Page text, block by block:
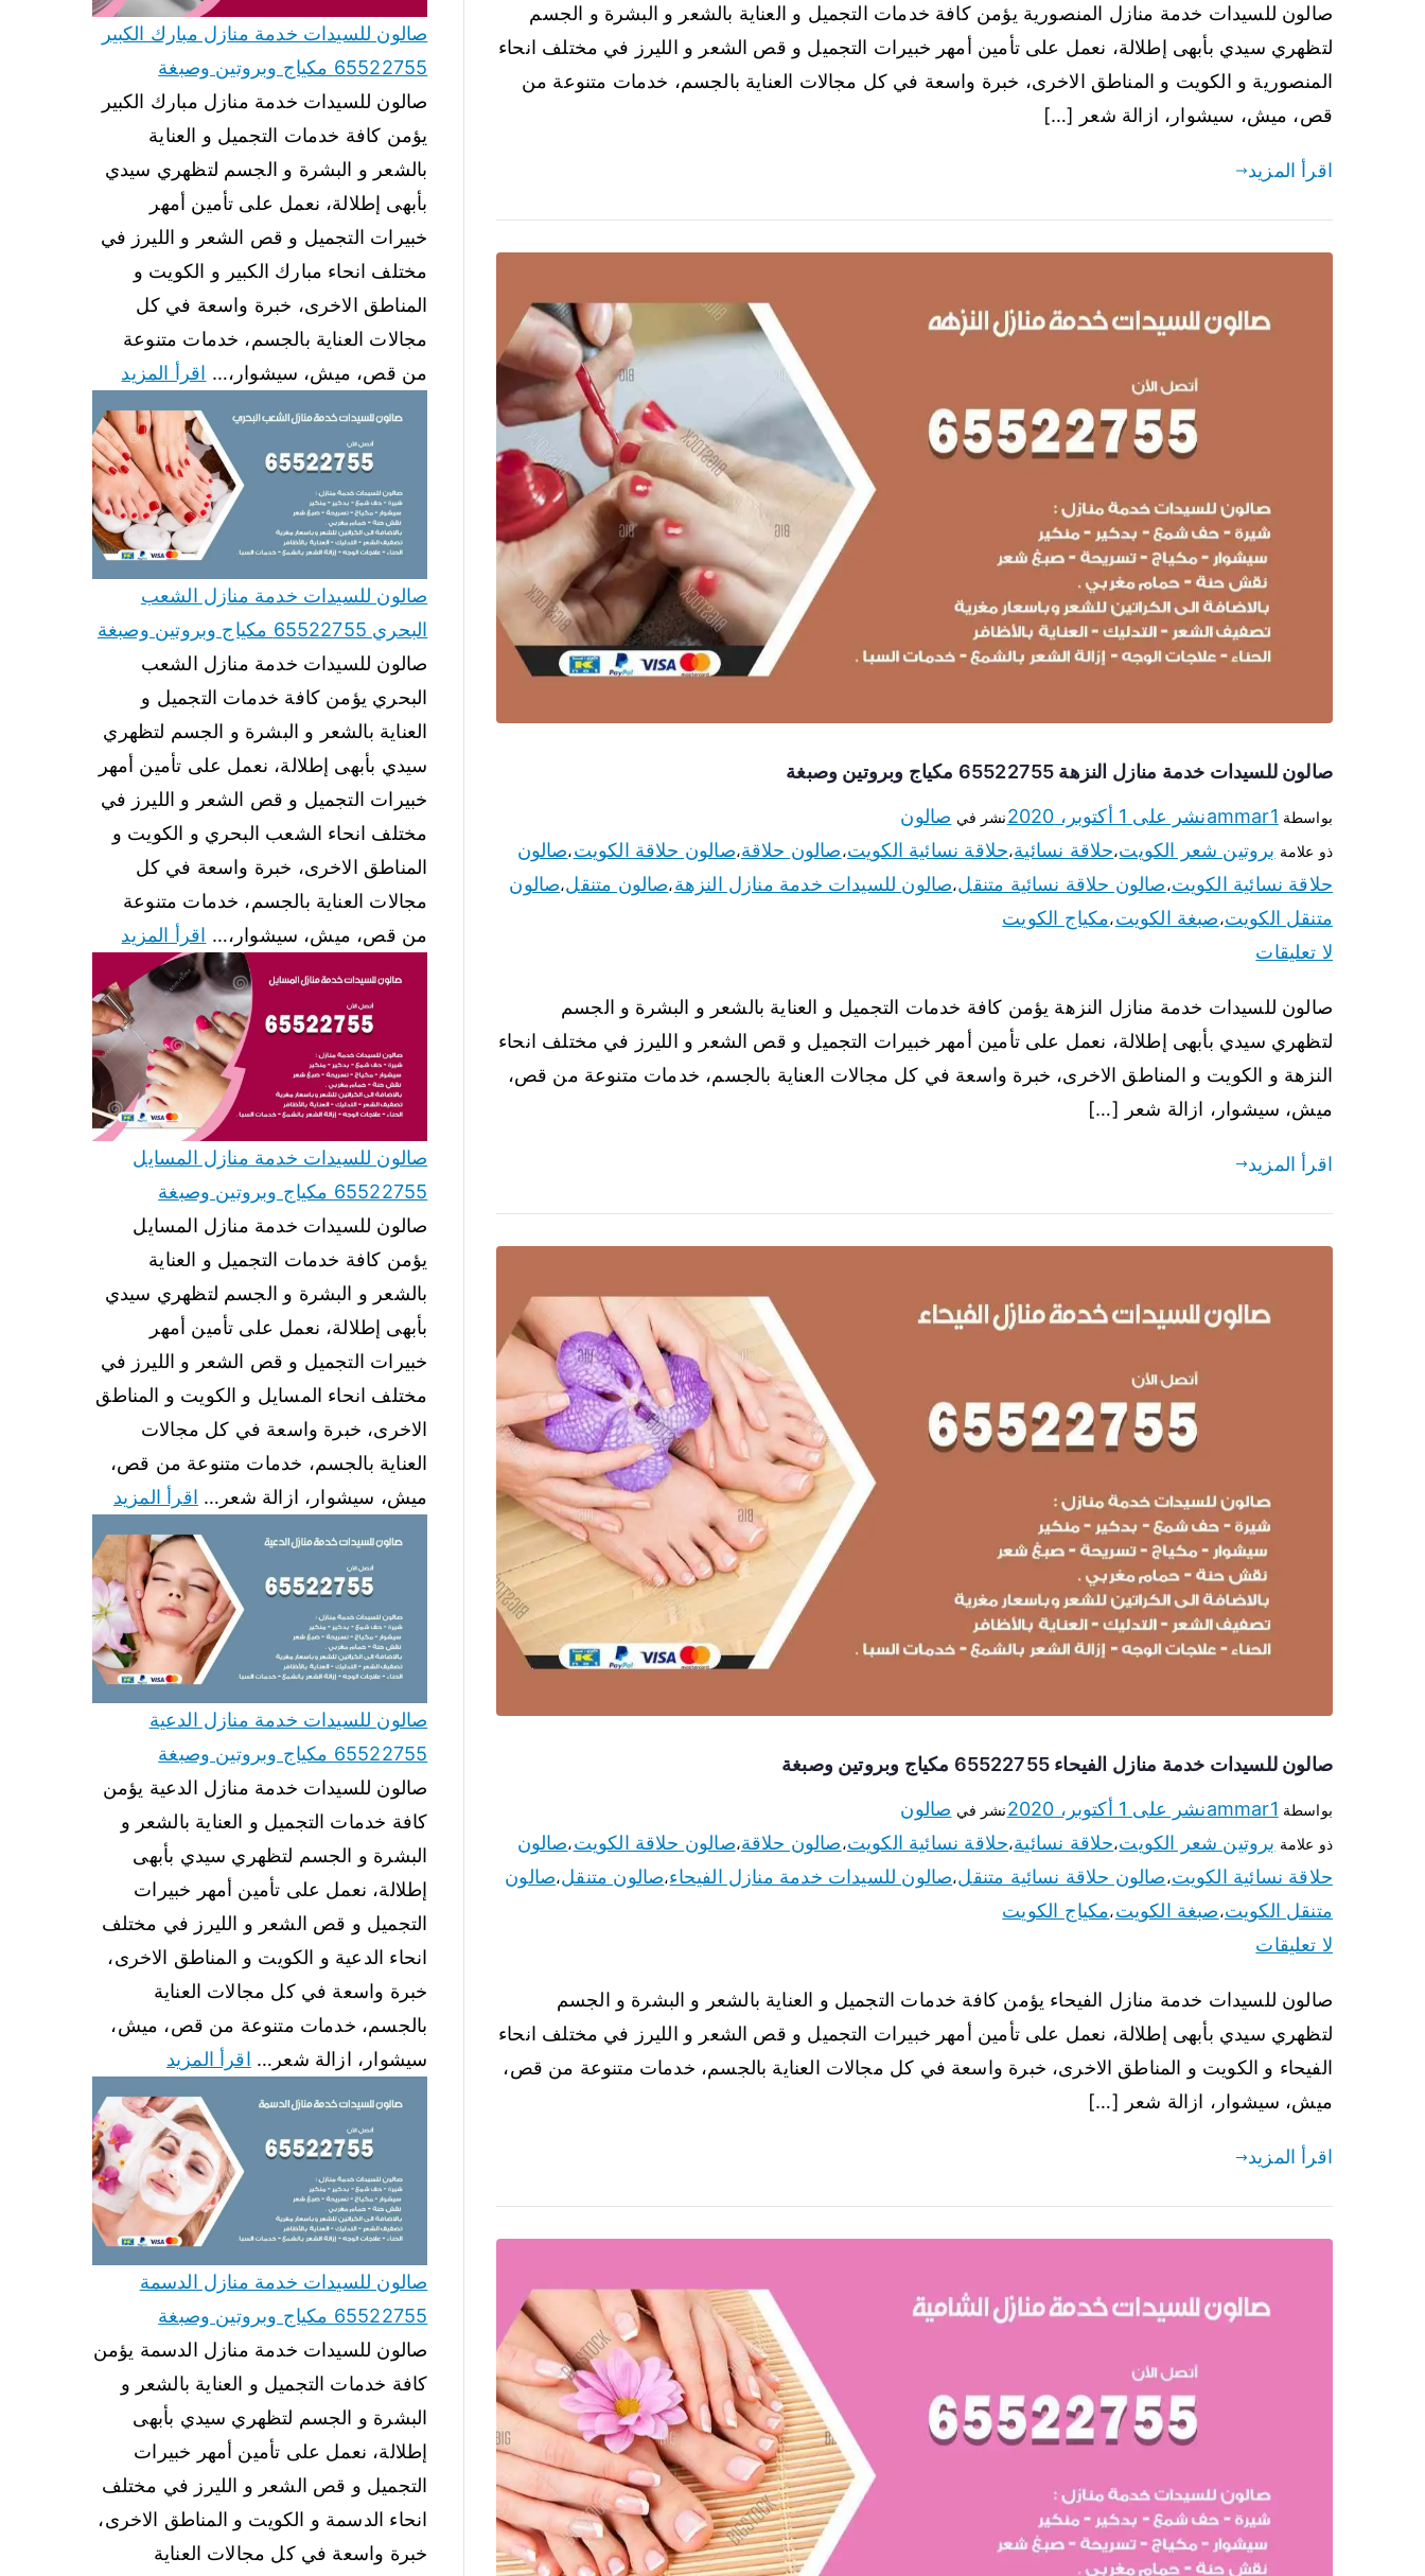
صالون للسيدات خدمة منازل المنصورية يؤمن كافة خدمات التجميل و العناية بالشعر و البشرة و الجسم
لتظهري سيدي بأبهى إطلالة، نعمل على تأمين أمهر خبيرات التجميل و قص الشعر و الليرز في مختلف انحاء
المنصورية و الكويت و المناطق الاخرى، خبرة واسعة في كل مجالات العناية بالجسم، خدمات متنوعة من
قص، ميش، سيشوار، ازالة شعر […]
اقرأ المزيد
صالون للسيدات خدمة منازل النزهة 65522755 مكياج وبروتين وصبغة
بواسطة ammar1نشر على 1 أكتوبر، 2020 نشر في صالون
ذو علامة بروتين شعر الكويت،حلاقة نسائية،حلاقة نسائية الكويت،صالون حلاقة،صالون حلاقة الكويت،صالون
حلاقة نسائية الكويت،صالون حلاقة نسائية متنقل،صالون للسيدات خدمة منازل النزهة،صالون متنقل،صالون
متنقل الكويت،صبغة الكويت،مكياج الكويت
لا تعليقات
صالون للسيدات خدمة منازل النزهة يؤمن كافة خدمات التجميل و العناية بالشعر و البشرة و الجسم
لتظهري سيدي بأبهى إطلالة، نعمل على تأمين أمهر خبيرات التجميل و قص الشعر و الليرز في مختلف انحاء
النزهة و الكويت و المناطق الاخرى، خبرة واسعة في كل مجالات العناية بالجسم، خدمات متنوعة من قص،
ميش، سيشوار، ازالة شعر […]
اقرأ المزيد
صالون للسيدات خدمة منازل الفيحاء 65522755 مكياج وبروتين وصبغة
بواسطة ammar1نشر على 1 أكتوبر، 2020 نشر في صالون
ذو علامة بروتين شعر الكويت،حلاقة نسائية،حلاقة نسائية الكويت،صالون حلاقة،صالون حلاقة الكويت،صالون
حلاقة نسائية الكويت،صالون حلاقة نسائية متنقل،صالون للسيدات خدمة منازل الفيحاء،صالون متنقل،صالون
متنقل الكويت،صبغة الكويت،مكياج الكويت
لا تعليقات
صالون للسيدات خدمة منازل الفيحاء يؤمن كافة خدمات التجميل و العناية بالشعر و البشرة و الجسم
لتظهري سيدي بأبهى إطلالة، نعمل على تأمين أمهر خبيرات التجميل و قص الشعر و الليرز في مختلف انحاء
الفيحاء و الكويت و المناطق الاخرى، خبرة واسعة في كل مجالات العناية بالجسم، خدمات متنوعة من قص،
ميش، سيشوار، ازالة شعر […]
اقرأ المزيد
صالون للسيدات خدمة منازل مبارك الكبير
65522755 مكياج وبروتين وصبغة
صالون للسيدات خدمة منازل مبارك الكبير
يؤمن كافة خدمات التجميل و العناية
بالشعر و البشرة و الجسم لتظهري سيدي
بأبهى إطلالة، نعمل على تأمين أمهر
خبيرات التجميل و قص الشعر و الليرز في
مختلف انحاء مبارك الكبير و الكويت و
المناطق الاخرى، خبرة واسعة في كل
مجالات العناية بالجسم، خدمات متنوعة
من قص، ميش، سيشوار،… اقرأ المزيد
صالون للسيدات خدمة منازل الشعب
البحري 65522755 مكياج وبروتين وصبغة
صالون للسيدات خدمة منازل الشعب
البحري يؤمن كافة خدمات التجميل و
العناية بالشعر و البشرة و الجسم لتظهري
سيدي بأبهى إطلالة، نعمل على تأمين أمهر
خبيرات التجميل و قص الشعر و الليرز في
مختلف انحاء الشعب البحري و الكويت و
المناطق الاخرى، خبرة واسعة في كل
مجالات العناية بالجسم، خدمات متنوعة
من قص، ميش، سيشوار،… اقرأ المزيد
صالون للسيدات خدمة منازل المسايل
65522755 مكياج وبروتين وصبغة
صالون للسيدات خدمة منازل المسايل
يؤمن كافة خدمات التجميل و العناية
بالشعر و البشرة و الجسم لتظهري سيدي
بأبهى إطلالة، نعمل على تأمين أمهر
خبيرات التجميل و قص الشعر و الليرز في
مختلف انحاء المسايل و الكويت و المناطق
الاخرى، خبرة واسعة في كل مجالات
العناية بالجسم، خدمات متنوعة من قص،
ميش، سيشوار، ازالة شعر… اقرأ المزيد
صالون للسيدات خدمة منازل الدعية
65522755 مكياج وبروتين وصبغة
صالون للسيدات خدمة منازل الدعية يؤمن
كافة خدمات التجميل و العناية بالشعر و
البشرة و الجسم لتظهري سيدي بأبهى
إطلالة، نعمل على تأمين أمهر خبيرات
التجميل و قص الشعر و الليرز في مختلف
انحاء الدعية و الكويت و المناطق الاخرى،
خبرة واسعة في كل مجالات العناية
بالجسم، خدمات متنوعة من قص، ميش،
سيشوار، ازالة شعر… اقرأ المزيد
صالون للسيدات خدمة منازل الدسمة
65522755 مكياج وبروتين وصبغة
صالون للسيدات خدمة منازل الدسمة يؤمن
كافة خدمات التجميل و العناية بالشعر و
البشرة و الجسم لتظهري سيدي بأبهى
إطلالة، نعمل على تأمين أمهر خبيرات
التجميل و قص الشعر و الليرز في مختلف
انحاء الدسمة و الكويت و المناطق الاخرى،
خبرة واسعة في كل مجالات العناية